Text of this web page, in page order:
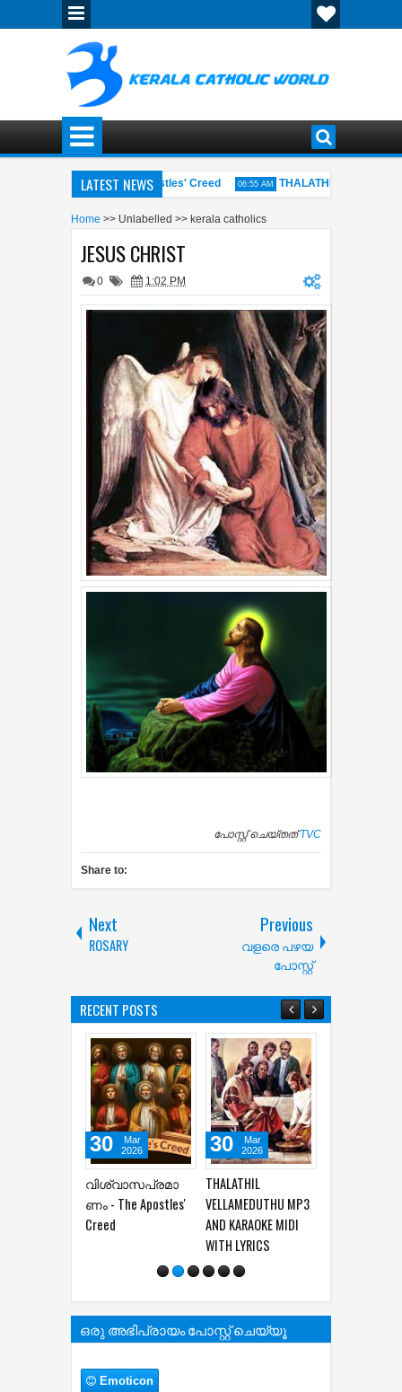
LATEST NEWS
- The Apostles' Creed 06:55 AM
THALATHIL
Home >> Unlabelled >> kerala catholics
JESUS CHRIST
0 1:02 PM
പോസ്റ്റ് ചെയ്തത്TVC
Share to:
Next
ROSARY
Previous
വളരെ പഴയ
പോസ്റ്റ്
RECENT POSTS
വിശ്വാസപ്രമാ
ണം - The Apostles'
Creed
30
Mar
2026
THALATHIL
VELLAMEDUTHU MP3
AND KARAOKE MIDI
WITH LYRICS
30
Mar
2026
ഒരു അഭിപ്രായം പോസ്റ്റ് ചെയ്യൂ
Emoticon